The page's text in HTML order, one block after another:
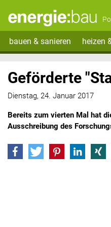
bauen & sanieren heizen
Geförderte
Dienstag, 24. Januar 2017
Bereits zum vierten Mal hat
Ausschreibung des